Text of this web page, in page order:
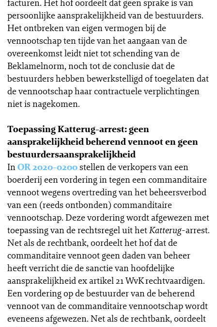
facturen. Het hof oordeelt dat geen sprake is van
persoonlijke aansprakelijkheid van de bestuurders.
Het ontbreken van eigen vermogen bij de
vennootschap ten tijde van het aangaan van de
overeenkomst leidt niet tot schending van de
Beklamelnorm, noch tot de conclusie dat de
bestuurders hebben bewerkstelligd of toegelaten dat
de vennootschap haar contractuele verplichtingen
niet is nagekomen.
Toepassing Katterug-arrest: geen
aansprakelijkheid beherend vennoot en geen
bestuurdersaansprakelijkheid
InOR 2020-0200stellen de verkopers van een
boerderij een vordering in tegen een commanditaire
vennoot wegens overtreding van het beheersverbod
van een (reeds ontbonden) commanditaire
vennootschap. Deze vordering wordt afgewezen met
toepassing van de rechtsregel uit hetKatterug-arrest.
Net als de rechtbank, oordeelt het hof dat de
commanditaire vennoot geen daden van beheer
heeft verricht die de sanctie van hoofdelijke
aansprakelijkheid ex artikel 21 WvK rechtvaardigen.
Een vordering op de bestuurder van de beherend
vennoot van de commanditaire vennootschap wordt
eveneens afgewezen. Net als de rechtbank, oordeelt